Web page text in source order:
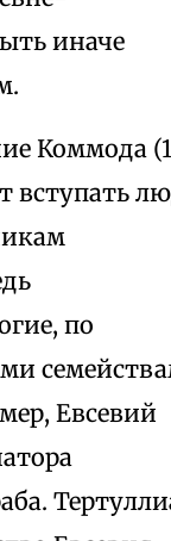
иначе
Коммода
вступать
по
Евсевий